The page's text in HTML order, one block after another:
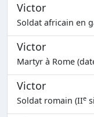
Victor
Soldat africain en
Victor
Martyr à Rome
Victor
Soldat romain (IIe